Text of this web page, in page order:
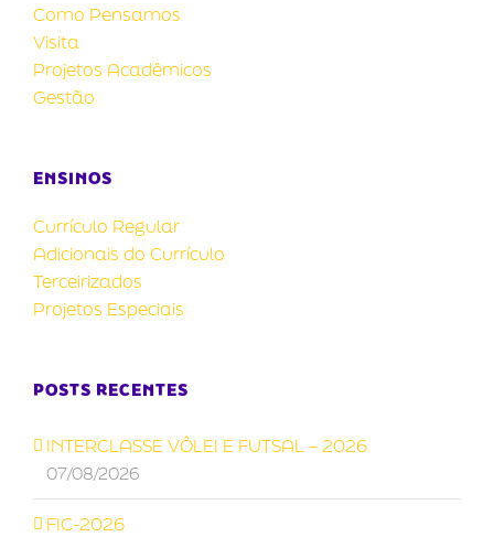
Como Pensamos
Visita
Projetos Acadêmicos
Gestão
ENSINOS
Currículo Regular
Adicionais do Currículo
Terceirizados
Projetos Especiais
POSTS RECENTES
INTERCLASSE VÔLEI E FUTSAL – 2026
07/08/2026
FIC-2026